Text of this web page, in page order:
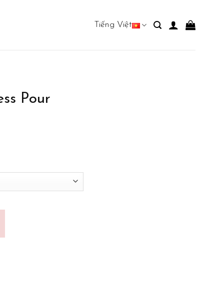
Tiếng Việt
Pour
số lượng